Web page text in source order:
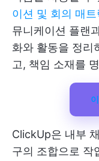
이션 및 회의 매
뮤니케이션 플랜
화와 활동을 정리
고, 책임 소재를
ClickUp은 내부
구의 조합으로 작